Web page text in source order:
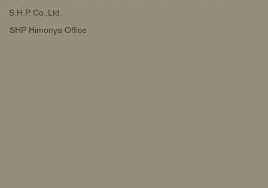
S.H.P. Co.,Ltd.
SHP Himonya Office